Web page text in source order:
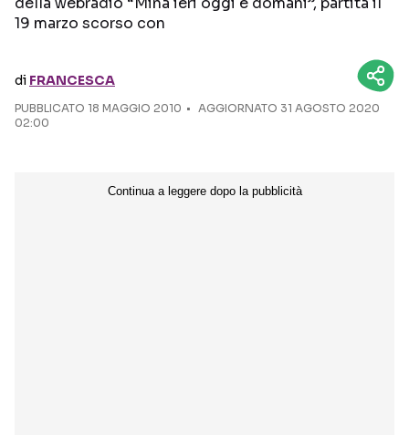
19 marzo scorso con
di FRANCESCA
PUBBLICATO 18 MAGGIO 2010
AGGIORNATO 31 AGOSTO 2020
02:00